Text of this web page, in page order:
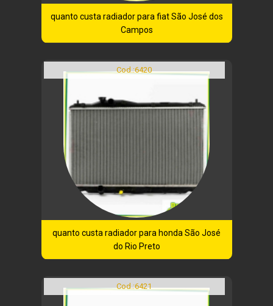
quanto custa radiador para fiat São José dos
Campos
Cod.:6420
quanto custa radiador para honda São José
do Rio Preto
Cod.:6421